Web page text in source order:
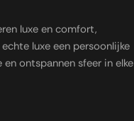
luxe en comfort,
luxe een persoonlijke
ontspannen sfeer in elke